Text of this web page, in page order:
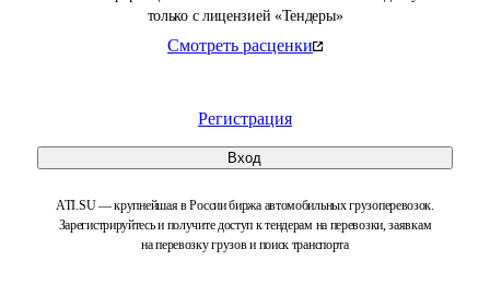
только с лицензией «Тендеры»
Смотреть расценки
Регистрация
Вход
ATI.SU — крупнейшая в России биржа автомобильных грузоперевозок.
Зарегистрируйтесь и получите доступ к тендерам на перевозки, заявкам
на перевозку грузов и поиск транспорта